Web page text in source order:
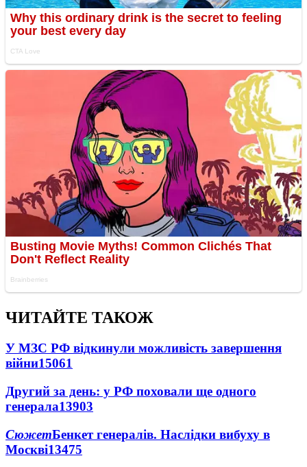
ЧИТАЙТЕ ТАКОЖ
У МЗС РФ відкинули можливість завершення
війни15061
Другий за день: у РФ поховали ще одного
генерала13903
СюжетБенкет генералів. Наслідки вибуху в
Москві13475